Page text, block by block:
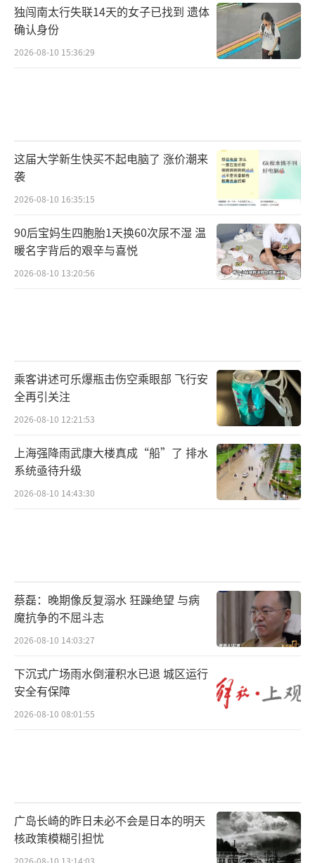
独闯南太行失联14天的女子已找到 遗体
确认身份
2026-08-10 15:36:29
这届大学新生快买不起电脑了 涨价潮来
袭
2026-08-10 16:35:15
90后宝妈生四胞胎1天换60次尿不湿 温
暖名字背后的艰辛与喜悦
2026-08-10 13:20:56
乘客讲述可乐爆瓶击伤空乘眼部 飞行安
全再引关注
2026-08-10 12:21:53
上海强降雨武康大楼真成“船”了 排水
系统亟待升级
2026-08-10 14:43:30
蔡磊：晚期像反复溺水 狂躁绝望 与病
魔抗争的不屈斗志
2026-08-10 14:03:27
下沉式广场雨水倒灌积水已退 城区运行
安全有保障
2026-08-10 08:01:55
广岛长崎的昨日未必不会是日本的明天
核政策模糊引担忧
2026-08-10 13:14:03